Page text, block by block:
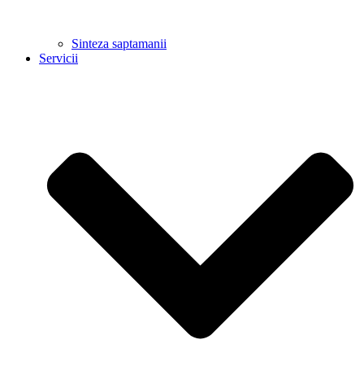
Sinteza saptamanii
Servicii